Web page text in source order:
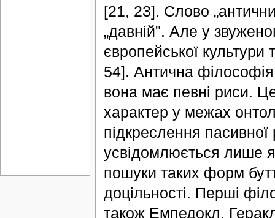
[21, 23]. Слово
„давній". Але у
європейської культури
54]. Антична
вона має певні риси.
характер у межах
підкреслення пасивної
усвідомлюється лише
пошуки таких форм
доцільності. Перші
також Емпедокл,